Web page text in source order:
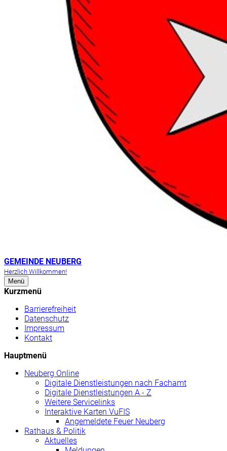
GEMEINDE NEUBERG
Herzlich Willkommen!
Menü
Kurzmenü
Barrierefreiheit
Datenschutz
Impressum
Kontakt
Hauptmenü
Neuberg Online
Digitale Dienstleistungen nach Fachamt
Digitale Dienstleistungen A - Z
Weitere Servicelinks
Interaktive Karten VuFIS
Angemeldete Feuer Neuberg
Rathaus & Politik
Aktuelles